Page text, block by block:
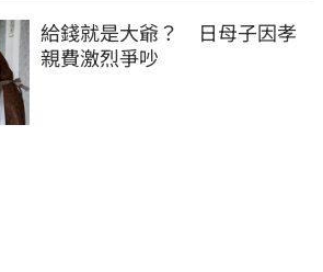
給錢就是大爺？　日母子因孝
親費激烈爭吵